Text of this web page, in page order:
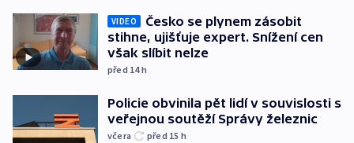
VIDEO
Česko se plynem zásobit
stihne, ujišťuje expert. Snížení cen
však slíbit nelze
před 14h
Policie obvinila pět lidí v souvislosti s
veřejnou soutěží Správy železnic
včera před 15 h